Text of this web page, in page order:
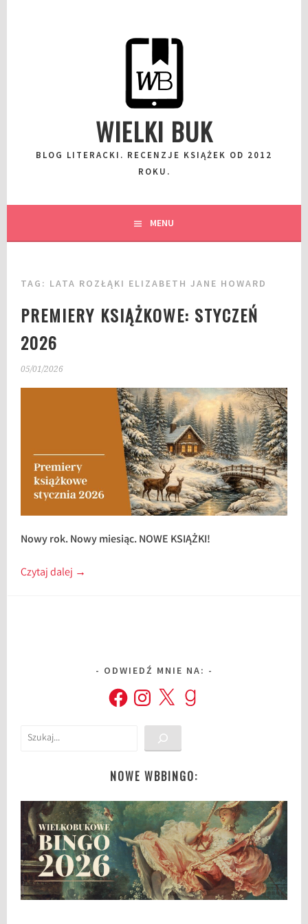
WIELKI BUK
BLOG LITERACKI. RECENZJE KSIĄŻEK OD 2012
ROKU.
MENU
TAG: LATA ROZŁĄKI ELIZABETH JANE HOWARD
PREMIERY KSIĄŻKOWE: STYCZEŃ
2026
05/01/2026
Nowy rok. Nowy miesiąc. NOWE KSIĄŻKI!
Czytaj dalej →
ODWIEDŹ MNIE NA:
FacebookInstagram
X Goodreads
Szukaj
NOWE WBBINGO: